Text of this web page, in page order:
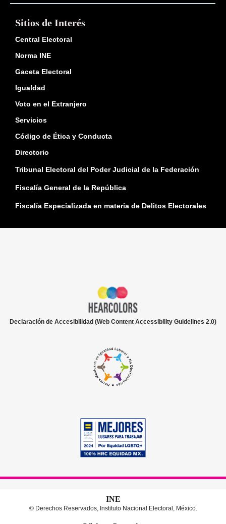
Sitios de Interés
Central Electoral
Norma INE
Gaceta Electoral
Igualdad
Voto en el Extranjero
Servicios
Código de Ética y Conducta
Directorio
Tribunal Electoral del Poder Judicial de la Federación
Fiscalía General de la República
Fiscalía Especializada en materia de Delitos Electorales
Declaración de Accesibilidad (Web Content Accessibility Guidelines 2.0)
INE
© Derechos Reservados, Instituto Nacional Electoral, México.